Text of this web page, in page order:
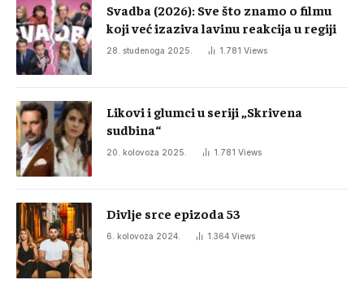
Svadba (2026): Sve što znamo o filmu
koji već izaziva lavinu reakcija u regiji
28. studenoga 2025. 1.781 Views
Likovi i glumci u seriji „Skrivena
sudbina“
20. kolovoza 2025. 1.781 Views
Divlje srce epizoda 53
6. kolovoza 2024. 1.364 Views